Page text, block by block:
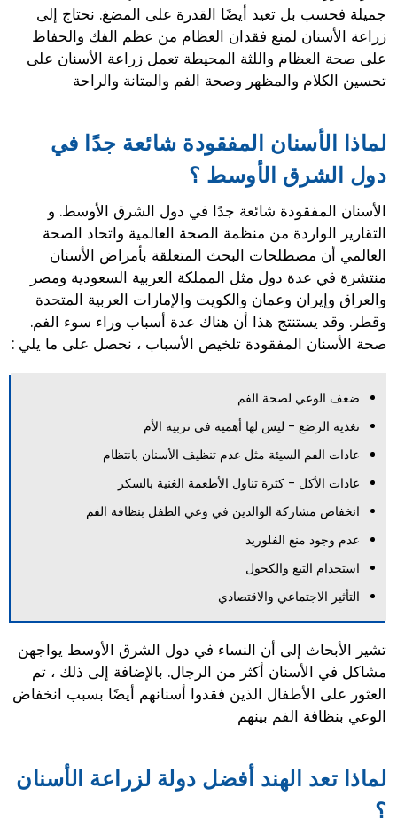
جميلة فحسب بل تعيد أيضًا القدرة على المضغ. نحتاج إلى
زراعة الأسنان لمنع فقدان العظام من عظم الفك والحفاظ
على صحة العظام واللثة المحيطة تعمل زراعة الأسنان على
تحسين الكلام والمظهر وصحة الفم والمتانة والراحة
لماذا الأسنان المفقودة شائعة جدًا في
دول الشرق الأوسط ؟
الأسنان المفقودة شائعة جدًا في دول الشرق الأوسط. و
التقارير الواردة من منظمة الصحة العالمية واتحاد الصحة
العالمي أن مصطلحات البحث المتعلقة بأمراض الأسنان
منتشرة في عدة دول مثل المملكة العربية السعودية ومصر
والعراق وإيران وعمان والكويت والإمارات العربية المتحدة
وقطر. وقد يستنتج هذا أن هناك عدة أسباب وراء سوء الفم.
صحة الأسنان المفقودة تلخيص الأسباب ، نحصل على ما يلي :
ضعف الوعي لصحة الفم
تغذية الرضع - ليس لها أهمية في تربية الأم
عادات الفم السيئة مثل عدم تنظيف الأسنان بانتظام
عادات الأكل - كثرة تناول الأطعمة الغنية بالسكر
انخفاض مشاركة الوالدين في وعي الطفل بنظافة الفم
عدم وجود منع الفلوريد
استخدام التبغ والكحول
التأثير الاجتماعي والاقتصادي
تشير الأبحاث إلى أن النساء في دول الشرق الأوسط يواجهن
مشاكل في الأسنان أكثر من الرجال. بالإضافة إلى ذلك ، تم
العثور على الأطفال الذين فقدوا أسنانهم أيضًا بسبب انخفاض
الوعي بنظافة الفم بينهم
لماذا تعد الهند أفضل دولة لزراعة الأسنان
؟